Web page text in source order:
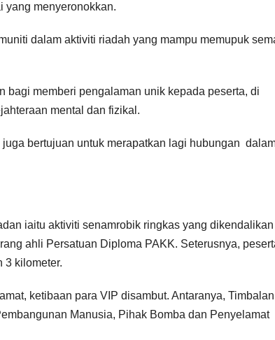
yang menyeronokkan.
dalam aktiviti riadah yang mampu memupuk
bagi memberi pengalaman unik kepada peserta, di
mental dan fizikal.
bertujuan untuk merapatkan lagi hubungan
iaitu aktiviti senamrobik ringkas yang
ahli Persatuan Diploma PAKK. Seterusnya,
3 kilometer.
ketibaan para VIP disambut. Antaranya, Timbalan
Manusia, Pihak Bomba dan Penyelamat